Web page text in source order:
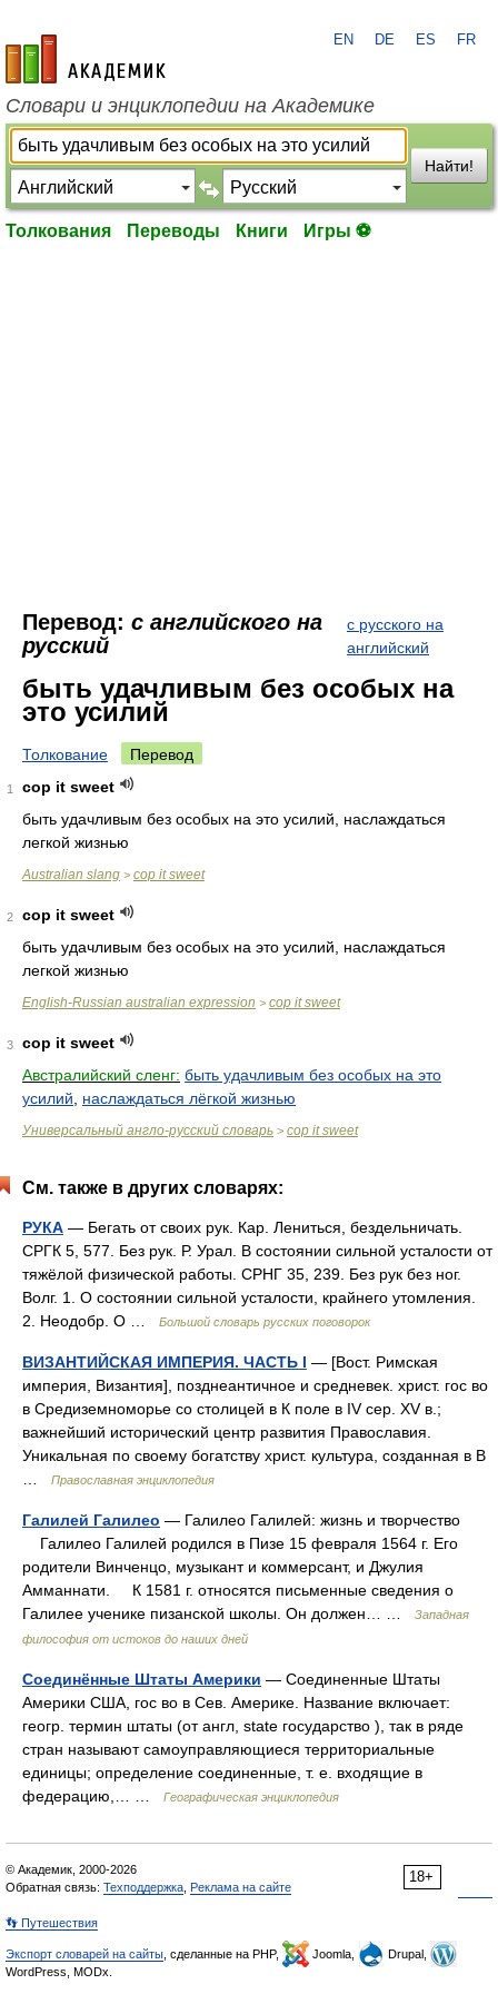
academic.ru
EN DE ES FR
Словари и энциклопедии на Академике
Найти!
Толкования Переводы Книги Игры ⚽
Перевод: с английского на
русский
с русского на
английский
быть удачливым без особых на
это усилий
Толкование Перевод
1
cop it sweet
быть удачливым без особых на это усилий, наслаждаться
легкой жизнью
Australian slang > cop it sweet
2
cop it sweet
быть удачливым без особых на это усилий, наслаждаться
легкой жизнью
English-Russian australian expression > cop it sweet
3
cop it sweet
Австралийский сленг: быть удачливым без особых на это
усилий
наслаждаться лёгкой жизнью
Универсальный англо-русский словарь > cop it sweet
См. также в других словарях:
РУКА — Бегать от своих рук. Кар. Лениться, бездельничать.
СРГК 5, 577. Без рук. Р. Урал. В состоянии сильной усталости от
тяжёлой физической работы. СРНГ 35, 239. Без рук без ног.
Волг. 1. О состоянии сильной усталости, крайнего утомления.
2. Неодобр. О …
Большой словарь русских поговорок
ВИЗАНТИЙСКАЯ ИМПЕРИЯ. ЧАСТЬ I — [Вост. Римская
империя, Византия], позднеантичное и средневек. христ. гос во
в Средиземноморье со столицей в К поле в IV сер. XV в.;
важнейший исторический центр развития Православия.
Уникальная по своему богатству христ. культура, созданная в В
Православная энциклопедия
Галилей Галилео — Галилео Галилей: жизнь и творчество
Галилео Галилей родился в Пизе 15 февраля 1564 г. Его
родители Винченцо, музыкант и коммерсант, и Джулия
Амманнати. К 1581 г. относятся письменные сведения о
Галилее ученике пизанской школы. Он должен… …
Западная
философия от истоков до наших дней
Соединённые Штаты Америки — Соединенные Штаты
Америки США, гос во в Сев. Америке. Название включает:
геогр. термин штаты (от англ, state государство ), так в ряде
стран называют самоуправляющиеся территориальные
единицы; определение соединенные, т. е. входящие в
федерацию,… …
Географическая энциклопедия
18+
© Академик, 2000-2026
Обратная связь: Техподдержка Реклама на сайте
👣 Путешествия
Экспорт словарей на сайты , сделанные на PHP, Joomla,
Drupal,
WordPress, MODx.